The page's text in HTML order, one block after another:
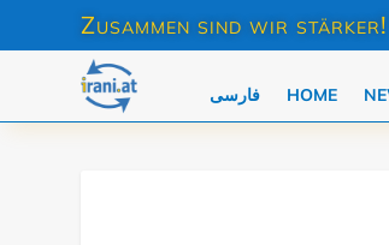
Zusammen sind wir stärker!
فارسی HOME